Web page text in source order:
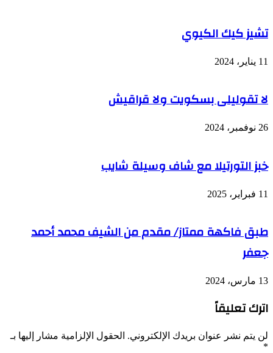
تشيز كيك الكيوي
11 يناير، 2024
لا تقوليلى بسكويت ولا قراقيش
26 نوفمبر، 2024
خبز التورتيلا مع شاف وسيلة شايب
11 فبراير، 2025
طبق فاكهة ممتاز/ مقدم من الشيف محمد أحمد
جعفر
13 مارس، 2024
اترك تعليقاً
لن يتم نشر عنوان بريدك الإلكتروني. الحقول الإلزامية مشار إليها بـ
*